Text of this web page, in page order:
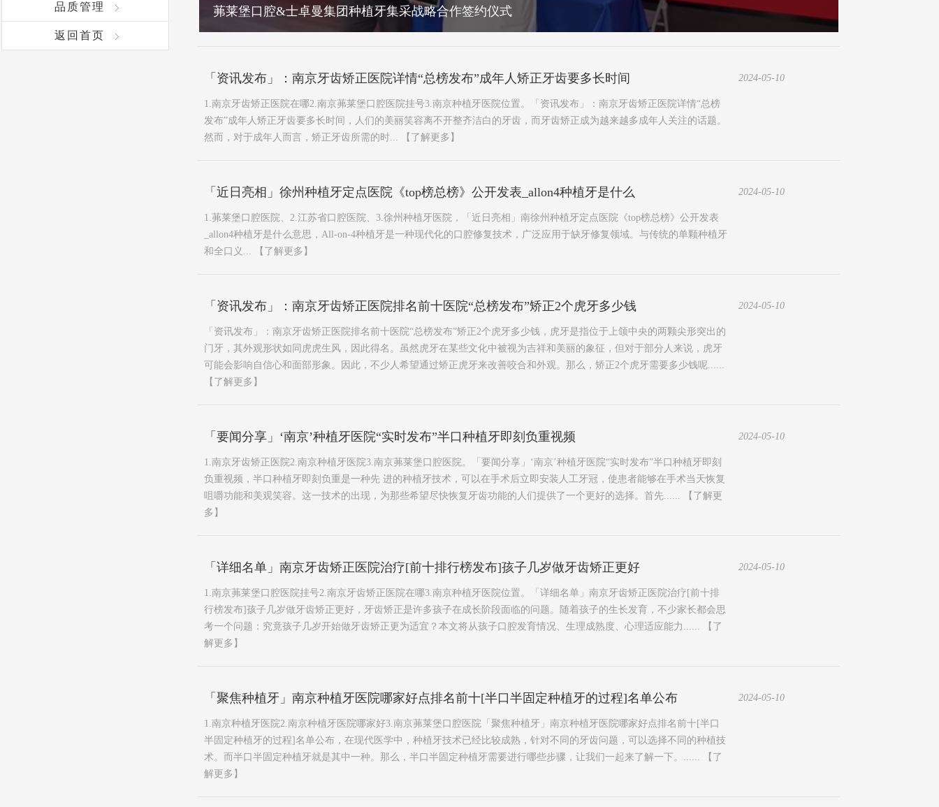
品质管理
返回首页
茀莱堡口腔&士卓曼集团种植牙集采战略合作签约仪式
2024-05-10
「资讯发布」：南京牙齿矫正医院详情“总榜发布”成年人矫正牙齿要多长时间
1.南京牙齿矫正医院在哪2.南京茀莱堡口腔医院挂号3.南京种植牙医院位置。「资讯发布」：南京牙齿矫正医院详情“总榜
发布”成年人矫正牙齿要多长时间，人们的美丽笑容离不开整齐洁白的牙齿，而牙齿矫正成为越来越多成年人关注的话题。
然而，对于成年人而言，矫正牙齿所需的时...
【了解更多】
2024-05-10
「近日亮相」徐州种植牙定点医院《top榜总榜》公开发表_allon4种植牙是什么
1.茀莱堡口腔医院、2.江苏省口腔医院、3.徐州种植牙医院，「近日亮相」南徐州种植牙定点医院《top榜总榜》公开发表
_allon4种植牙是什么意思，All-on-4种植牙是一种现代化的口腔修复技术，广泛应用于缺牙修复领域。与传统的单颗种植牙
和全口义...
【了解更多】
2024-05-10
「资讯发布」：南京牙齿矫正医院排名前十医院“总榜发布”矫正2个虎牙多少钱
「资讯发布」：南京牙齿矫正医院排名前十医院“总榜发布”矫正2个虎牙多少钱，虎牙是指位于上颌中央的两颗尖形突出的
门牙，其外观形状如同虎虎生风，因此得名。虽然虎牙在某些文化中被视为吉祥和美丽的象征，但对于部分人来说，虎牙
可能会影响自信心和面部形象。因此，不少人希望通过矫正虎牙来改善咬合和外观。那么，矫正2个虎牙需要多少钱呢......
【了解更多】
2024-05-10
「要闻分享」‘南京’种植牙医院“实时发布”半口种植牙即刻负重视频
1.南京牙齿矫正医院2.南京种植牙医院3.南京茀莱堡口腔医院。「要闻分享」‘南京’种植牙医院“实时发布”半口种植牙即刻
负重视频，半口种植牙即刻负重是一种先 进的种植牙技术，可以在手术后立即安装人工牙冠，使患者能够在手术当天恢复
咀嚼功能和美观笑容。这一技术的出现，为那些希望尽快恢复牙齿功能的人们提供了一个更好的选择。首先......
【了解更
多】
2024-05-10
「详细名单」南京牙齿矫正医院治疗[前十排行榜发布]孩子几岁做牙齿矫正更好
1.南京茀莱堡口腔医院挂号2.南京牙齿矫正医院在哪3.南京种植牙医院位置。「详细名单」南京牙齿矫正医院治疗[前十排
行榜发布]孩子几岁做牙齿矫正更好，牙齿矫正是许多孩子在成长阶段面临的问题。随着孩子的生长发育，不少家长都会思
考一个问题：究竟孩子几岁开始做牙齿矫正更为适宜？本文将从孩子口腔发育情况、生理成熟度、心理适应能力......
【了
解更多】
2024-05-10
「聚焦种植牙」南京种植牙医院哪家好点排名前十[半口半固定种植牙的过程]名单公布
1.南京种植牙医院2.南京种植牙医院哪家好3.南京茀莱堡口腔医院「聚焦种植牙」南京种植牙医院哪家好点排名前十[半口
半固定种植牙的过程]名单公布，在现代医学中，种植牙技术已经比较成熟，针对不同的牙齿问题，可以选择不同的种植技
术。而半口半固定种植牙就是其中一种。那么，半口半固定种植牙需要进行哪些步骤，让我们一起来了解一下。......
【了
解更多】